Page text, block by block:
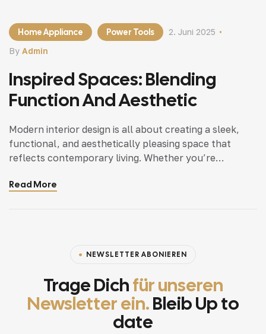
Home Appliance Power Tools
By Admin
2. Juni 2025
Inspired Spaces: Blending
Function And Aesthetic
Modern interior design is all about creating a sleek,
functional, and aesthetically pleasing space that
reflects contemporary living. Whether you’re
home, incorporating modern interior design principles
Read More
NEWSLETTER ABONIEREN
Trage Dichfür unseren
Newsletter ein.Bleib Up to
date